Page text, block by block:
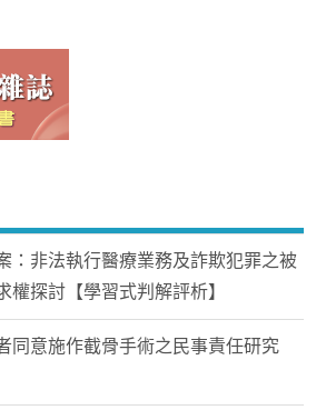
：非法執行醫療業務及詐欺犯罪之被
權探討【學習式判解評析】
同意施作截骨手術之民事責任研究